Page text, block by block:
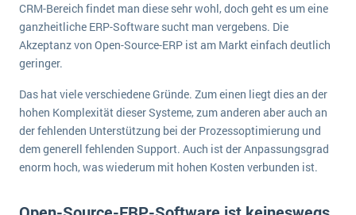
CRM-Bereich findet man diese sehr wohl, doch geht es um eine
ganzheitliche ERP-Software sucht man vergebens. Die
Akzeptanz von Open-Source-ERP ist am Markt einfach deutlich
geringer.
Das hat viele verschiedene Gründe. Zum einen liegt dies an der
hohen Komplexität dieser Systeme, zum anderen aber auch an
der fehlenden Unterstützung bei der Prozessoptimierung und
dem generell fehlenden Support. Auch ist der Anpassungsgrad
enorm hoch, was wiederum mit hohen Kosten verbunden ist.